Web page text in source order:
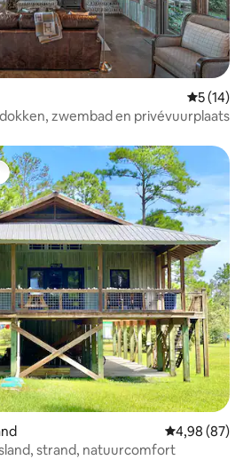
5 (14)
zwembad en privévuurplaats
Gemiddelde
4,98 (87)
strand, natuurcomfort